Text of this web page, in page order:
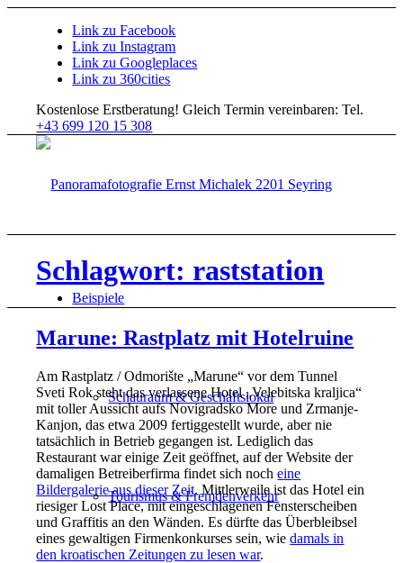
Link zu Facebook
Link zu Instagram
Link zu Googleplaces
Link zu 360cities
Kostenlose Erstberatung! Gleich Termin vereinbaren: Tel.
+43 699 120 15 308
Beispiele
Schauraum & Geschäftslokal
Tourismus & Fremdenverkehr
Schlagwort: raststation
Marune: Rastplatz mit Hotelruine
Am Rastplatz / Odmorište „Marune“ vor dem Tunnel
Sveti Rok steht das verlassene Hotel „Velebitska kraljica“
mit toller Aussicht aufs Novigradsko More und Zrmanje-
Kanjon, das etwa 2009 fertiggestellt wurde, aber nie
tatsächlich in Betrieb gegangen ist. Lediglich das
Restaurant war einige Zeit geöffnet, auf der Website der
damaligen Betreiberfirma findet sich nocheine
Bildergalerie aus dieser Zeit. Mittlerweile ist das Hotel ein
riesiger Lost Place, mit eingeschlagenen Fensterscheiben
und Graffitis an den Wänden. Es dürfte das Überbleibsel
eines gewaltigen Firmenkonkurses sein, wiedamals in
den kroatischen Zeitungen zu lesen war.